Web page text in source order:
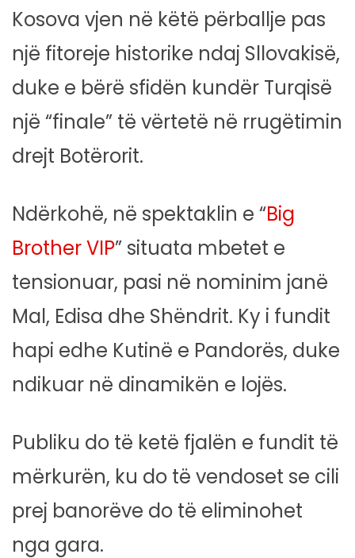
Kosova vjen në këtë përballje pas
një fitoreje historike ndaj Sllovakisë,
duke e bërë sfidën kundër Turqisë
një “finale” të vërtetë në rrugëtimin
drejt Botërorit.
Ndërkohë, në spektaklin e “Big
Brother VIP” situata mbetet e
tensionuar, pasi në nominim janë
Mal, Edisa dhe Shëndrit. Ky i fundit
hapi edhe Kutinë e Pandorës, duke
ndikuar në dinamikën e lojës.
Publiku do të ketë fjalën e fundit të
mërkurën, ku do të vendoset se cili
prej banorëve do të eliminohet
nga gara.